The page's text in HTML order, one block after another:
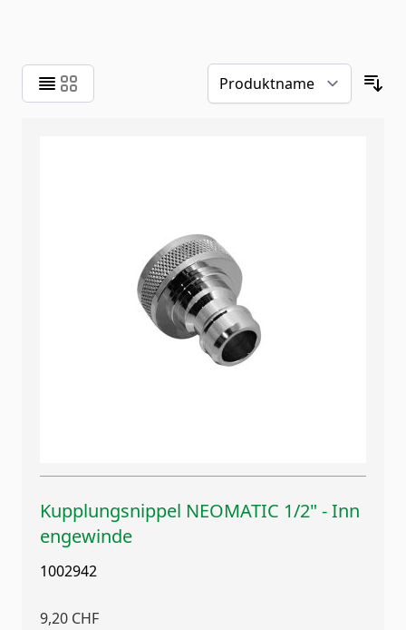
Kupplungsnippel NEOMATIC 1/2" - Inn
engewinde
1002942
9,20 CHF